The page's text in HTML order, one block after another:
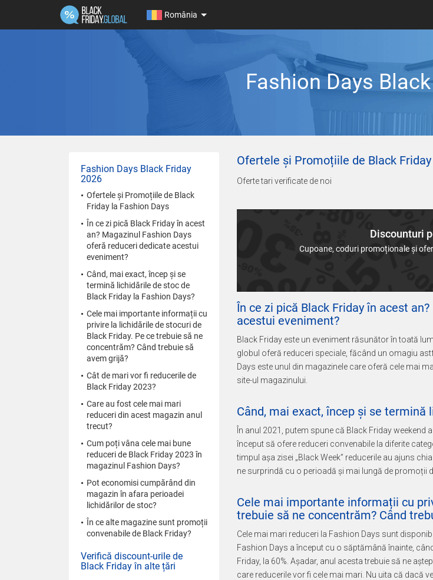
România
Fashion Days
Ofertele și Promoțiile de Black
Oferte tari verificate de noi
Discounturi
Cupoane, coduri promoționale și
În ce zi pică Black Friday în acest
acestui eveniment?
Black Friday este un eveniment răsunător în toată
globul oferă reduceri speciale, făcând un omagiu
Days este unul din magazinele care oferă cele mai
site-ul magazinului.
Când, mai exact, încep și se termină
În anul 2021, putem spune că Black Friday
început să ofere reduceri convenabile la diferite
timpul așa zisei „Black Week” reducerile au ajuns
ne surprindă cu o perioadă și mai lungă de promoții
Cele mai importante informații cu
trebuie să ne concentrăm? Când
Cele mai mari reduceri la Fashion Days sunt
Fashion Days a început cu o săptămână înainte,
Friday, la 60%. Așadar, anul acesta trebuie să ne
care reducerile vor fi cele mai mari. Nu uita că dacă
Fashion Days Black Friday
2026
Ofertele și Promoțiile de Black
Friday la Fashion Days
În ce zi pică Black Friday în acest
an? Magazinul Fashion Days
oferă reduceri dedicate acestui
eveniment?
Când, mai exact, încep și se
termină lichidările de stoc de
Black Friday la Fashion Days?
Cele mai importante informații cu
privire la lichidările de stocuri de
Black Friday. Pe ce trebuie să ne
concentrăm? Când trebuie să
avem grijă?
Cât de mari vor fi reducerile de
Black Friday 2023?
Care au fost cele mai mari
reduceri din acest magazin anul
trecut?
Cum poți vâna cele mai bune
reduceri de Black Friday 2023 în
magazinul Fashion Days?
Pot economisi cumpărând din
magazin în afara perioadei
lichidărilor de stoc?
În ce alte magazine sunt promoții
convenabile de Black Friday?
Verifică discount-urile de
Black Friday în alte țări